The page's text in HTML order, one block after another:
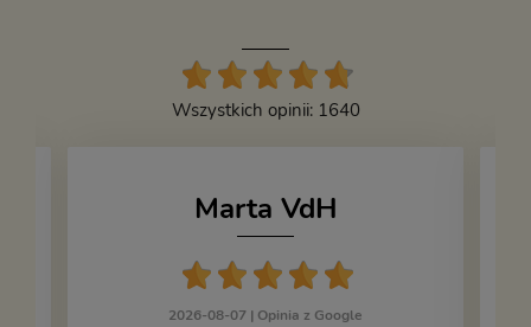
Wszystkich opinii: 1640
Marta VdH
2026-08-07 | Opinia z Google